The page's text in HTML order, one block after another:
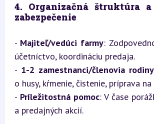
4. Organizačná štruktúra a
zabezpečenie
- Majiteľ/vedúci farmy:
účetníctvo, koordináciu predaja.
- 1-2 zamestnanci/členovia rodiny
o husy, kŕmenie, čistenie, príprava
- Príležitostná pomoc: V čase
a predajných akcií.